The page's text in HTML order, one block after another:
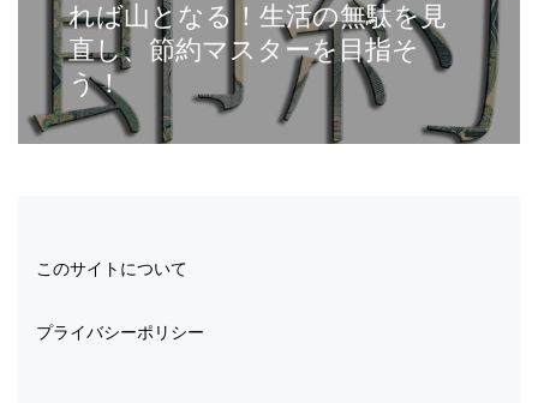
れば山となる！生活の無駄を見
直し、節約マスターを目指そ
う！
このサイトについて
プライバシーポリシー